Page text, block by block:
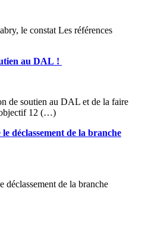
le constat Les références
au DAL !
de soutien au DAL et de la faire
12 (…)
déclassement de la branche
déclassement de la branche